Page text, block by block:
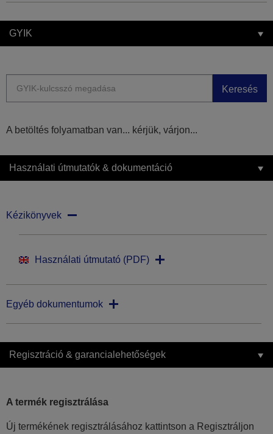
GYIK
Keresés
A betöltés folyamatban van... kérjük, várjon...
Használati útmutatók & dokumentáció
Kézikönyvek
Használati útmutató (PDF)
Egyéb dokumentumok
Regisztráció & garancialehetőségek
A termék regisztrálása
Új termékének regisztrálásához kattintson a Regisztráljon